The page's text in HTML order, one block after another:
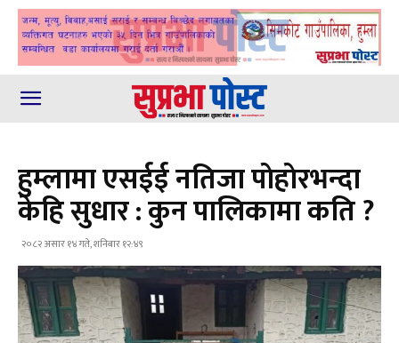
हुम्लामा एसईई नतिजा पाेहाेरभन्दा
केहि सुधार : कुन पालिकामा कति ?
२०८२ असार १४ गते, शनिबार १२:४९